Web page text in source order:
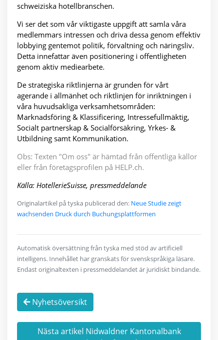
schweiziska hotellbranschen.
Vi ser det som vår viktigaste uppgift att samla våra
medlemmars intressen och driva dessa genom effektiv
lobbying gentemot politik, förvaltning och näringsliv.
Detta innefattar även positionering i offentligheten
genom aktiv mediearbete.
De strategiska riktlinjerna är grunden för vårt
agerande i allmänhet och riktlinjen för inriktningen i
våra huvudsakliga verksamhetsområden:
Marknadsföring & Klassificering, Intressefullmäktig,
Socialt partnerskap & Socialförsäkring, Yrkes- &
Utbildning samt Kommunikation.
Obs: Texten "Om oss" är hämtad från offentliga källor
eller från företagsprofilen på HELP.ch.
Källa: HotellerieSuisse, pressmeddelande
Originalartikel på tyska publicerad den: Neue Studie zeigt
wachsenden Druck durch Buchungsplattformen
Automatisk översättning från tyska med stöd av artificiell
intelligens. Innehållet har granskats för svenskspråkiga läsare.
Endast originaltexten i pressmeddelandet är juridiskt bindande.
Nyhetsöversikt
Nästa artikel Nidwaldner Kantonalbank